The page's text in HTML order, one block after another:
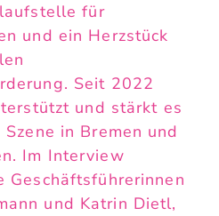
für
und ein Herzstück
Seit 2022
und stärkt es
in Bremen und
Im Interview
Geschäftsführerinnen
und Katrin Dietl,